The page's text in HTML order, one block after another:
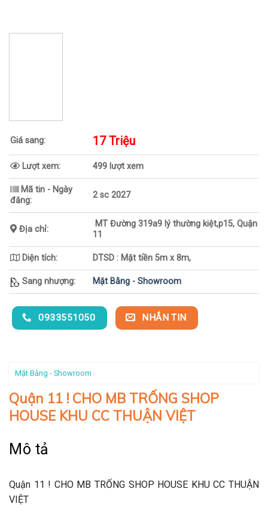
Giá sang: 17 Triệu
Lượt xem: 499 lượt xem
Mã tin - Ngày
đăng:
2 sc 2027
Địa chỉ:
MT Đường 319a9 lý thường kiệt,p15, Quận
11
Diện tích: DTSD : Mặt tiền 5m x 8m,
Sang nhượng: Mặt Bằng - Showroom
0933551050 NHẮN TIN
Mặt Bằng - Showroom
Quận 11 ! CHO MB TRỐNG SHOP
HOUSE KHU CC THUẬN VIỆT
Mô tả
Quận 11 ! CHO MB TRỐNG SHOP HOUSE KHU CC THUẬN
VIỆT